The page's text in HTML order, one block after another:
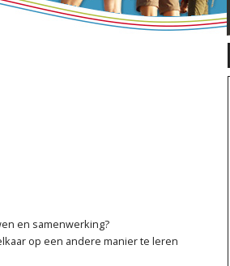
en samenwerking?
op een andere manier te leren